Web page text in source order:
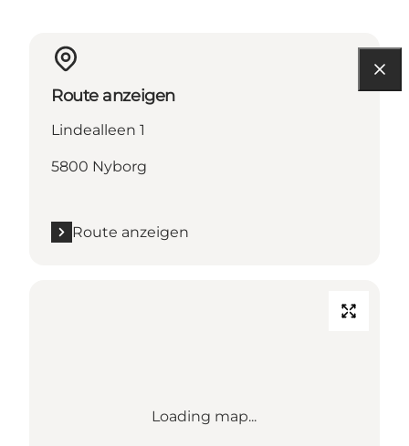
Route anzeigen
Lindealleen 1
5800 Nyborg
Route anzeigen
Loading map...